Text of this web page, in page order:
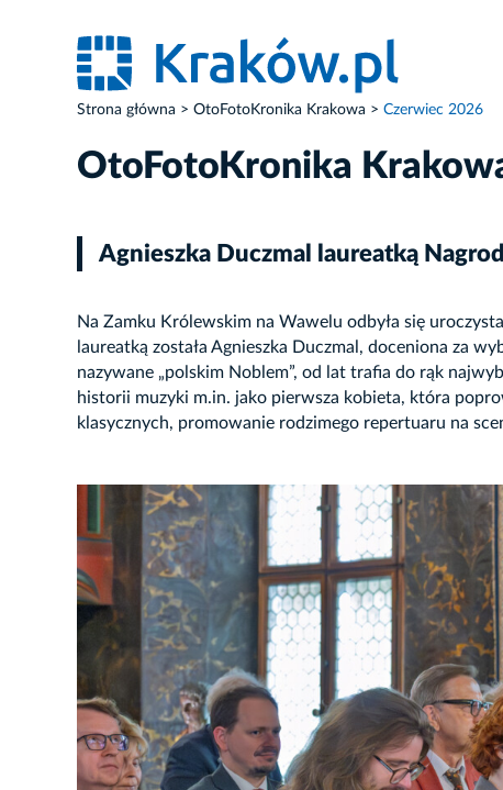
Strona główna OtoFotoKronika Krakowa Czerwiec 2026
OtoFotoKronika
Agnieszka Duczmal laureatką
Na Zamku Królewskim na Wawelu odbyła się
laureatką została Agnieszka Duczmal, doceniona za
nazywane „polskim Noblem”, od lat trafia do rąk
historii muzyki m.in. jako pierwsza kobieta, która
klasycznych, promowanie rodzimego repertuaru na